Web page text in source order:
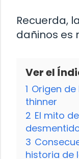
Recuerda,
dañinos es
Ver el
1 Origen
thinner
2 El mito
3
historia de